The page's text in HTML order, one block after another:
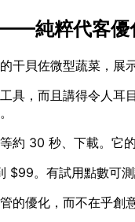
純粹代客優
干貝佐微型蔬菜，展
具，而且講得令人耳
約 30 秒、下載。它
$99。有試用點數可
的優化，而不在乎創